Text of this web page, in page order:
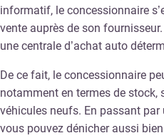
informatif, le concessionnaire
vente auprès de son
une centrale d’achat auto
De ce fait, le concessionnaire
notamment en termes de stock,
véhicules neufs. En passant
vous pouvez dénicher aussi